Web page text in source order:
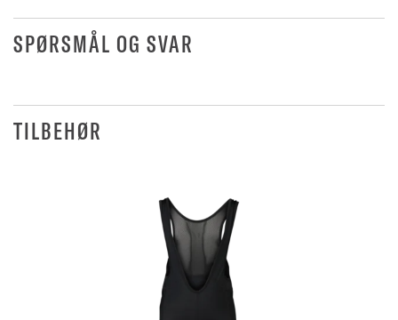
SPØRSMÅL OG SVAR
TILBEHØR